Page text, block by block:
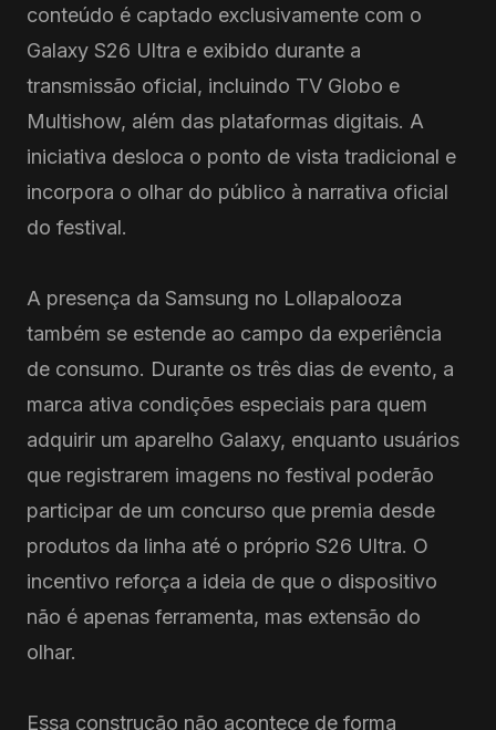
conteúdo é captado exclusivamente com o
Galaxy S26 Ultra e exibido durante a
transmissão oficial, incluindo TV Globo e
Multishow, além das plataformas digitais. A
iniciativa desloca o ponto de vista tradicional e
incorpora o olhar do público à narrativa oficial
do festival.
A presença da Samsung no Lollapalooza
também se estende ao campo da experiência
de consumo. Durante os três dias de evento, a
marca ativa condições especiais para quem
adquirir um aparelho Galaxy, enquanto usuários
que registrarem imagens no festival poderão
participar de um concurso que premia desde
produtos da linha até o próprio S26 Ultra. O
incentivo reforça a ideia de que o dispositivo
não é apenas ferramenta, mas extensão do
olhar.
Essa construção não acontece de forma